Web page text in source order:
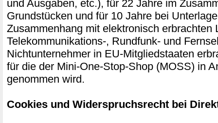
und Ausgaben, etc.), für 22 Jahre im
Grundstücken und für 10 Jahre bei
Zusammenhang mit elektronisch erbrachten
Telekommunikations-, Rundfunk- und
Nichtunternehmer in EU-Mitgliedstaaten
für die der Mini-One-Stop-Shop (MOSS) in
genommen wird.
Cookies und Widerspruchsrecht bei